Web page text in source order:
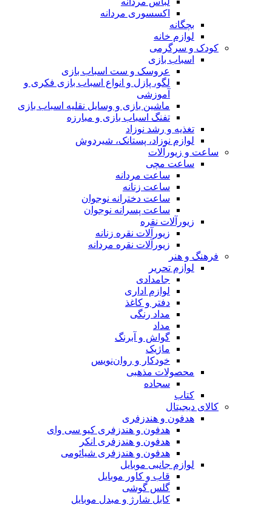
اکسسوری مردانه
بچگانه
لوازم خانه
کودک و سرگرمی
اسباب بازی
عروسک و ست اسباب بازی
لگو، پازل و انواع اسباب بازی فکری و
آموزشی
ماشین بازی و وسایل نقلیه اسباب بازی
تفنگ اسباب بازی و مبارزه
تغذیه و رشد نوزاد
لوازم نوزاد، پستانک، شیردوش
ساعت و زیور‌آلات
ساعت مچی
ساعت مردانه
ساعت زنانه
ساعت دخترانه نوجوان
ساعت پسرانه نوجوان
زیورآلات نقره
زیورآلات نقره زنانه
زیورآلات نقره مردانه
فرهنگ و هنر
لوازم تحریر
جامدادی
لوازم اداری
دفتر و کاغذ
مداد رنگی
مداد
گواش و آبرنگ
ماژیک
خودکار و روان‌نویس
محصولات مذهبی
سجاده
کتاب
کالای دیجیتال
هدفون و هندزفری
هدفون و هندزفری کیو سی وای
هدفون و هندزفری انکر
هدفون و هندزفری شیائومی
لوازم جانبی موبایل
قاب و کاور موبایل
گلس گوشی
کابل شارژ و مبدل موبایل